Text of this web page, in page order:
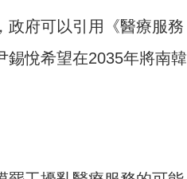
政府可以引用《醫療服務
錫悅希望在2035年將南韓